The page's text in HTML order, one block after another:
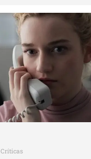
Críticas